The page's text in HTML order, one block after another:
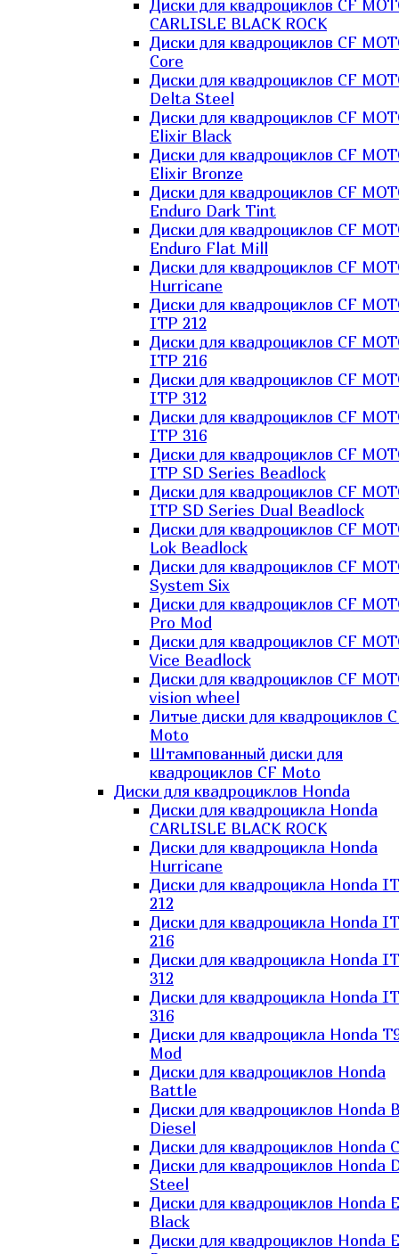
Диски для квадроциклов CF
CARLISLE BLACK ROCK
Диски для квадроциклов CF
Core
Диски для квадроциклов CF
Delta Steel
Диски для квадроциклов CF
Elixir Black
Диски для квадроциклов CF
Elixir Bronze
Диски для квадроциклов CF
Enduro Dark Tint
Диски для квадроциклов CF
Enduro Flat Mill
Диски для квадроциклов CF
Hurricane
Диски для квадроциклов CF
ITP 212
Диски для квадроциклов CF
ITP 216
Диски для квадроциклов CF
ITP 312
Диски для квадроциклов CF
ITP 316
Диски для квадроциклов CF
ITP SD Series Beadlock
Диски для квадроциклов CF
ITP SD Series Dual Beadlock
Диски для квадроциклов CF
Lok Beadlock
Диски для квадроциклов CF
System Six
Диски для квадроциклов CF
Pro Mod
Диски для квадроциклов CF
Vice Beadlock
Диски для квадроциклов CF
vision wheel
Литые диски для квадроциклов
Moto
Штампованный диски для
квадроциклов CF Moto
Диски для квадроциклов Honda
Диски для квадроцикла Honda
CARLISLE BLACK ROCK
Диски для квадроцикла Honda
Hurricane
Диски для квадроцикла Honda
212
Диски для квадроцикла Honda
216
Диски для квадроцикла Honda
312
Диски для квадроцикла Honda
316
Диски для квадроцикла Honda
Mod
Диски для квадроциклов Honda
Battle
Диски для квадроциклов Honda
Diesel
Диски для квадроциклов Honda
Диски для квадроциклов Honda
Steel
Диски для квадроциклов Honda
Black
Диски для квадроциклов Honda